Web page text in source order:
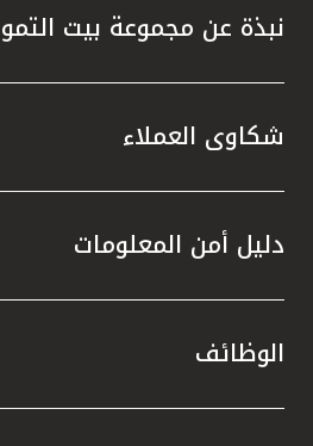
نبذة عن مجموعة بيت
شكاوى العملاء
دليل أمن المعلومات
الوظائف